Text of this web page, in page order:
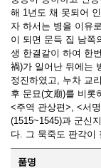
해 1년도 채 못되어
자 하서는 병을 이유
이 되면 문득 집 남쪽
생 한결같이 하여 한
禍)가 일어난 뒤에는
정진하였고, 누차 교
후 문묘(文廟)를 비롯
<주역 관상편>, <서
(1515~1545)과 군신
다. 그 묵죽도 판각이
품명